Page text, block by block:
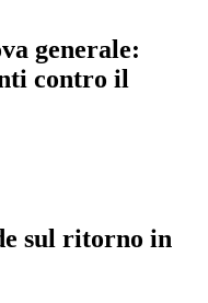
generale:
contro il
sul ritorno in